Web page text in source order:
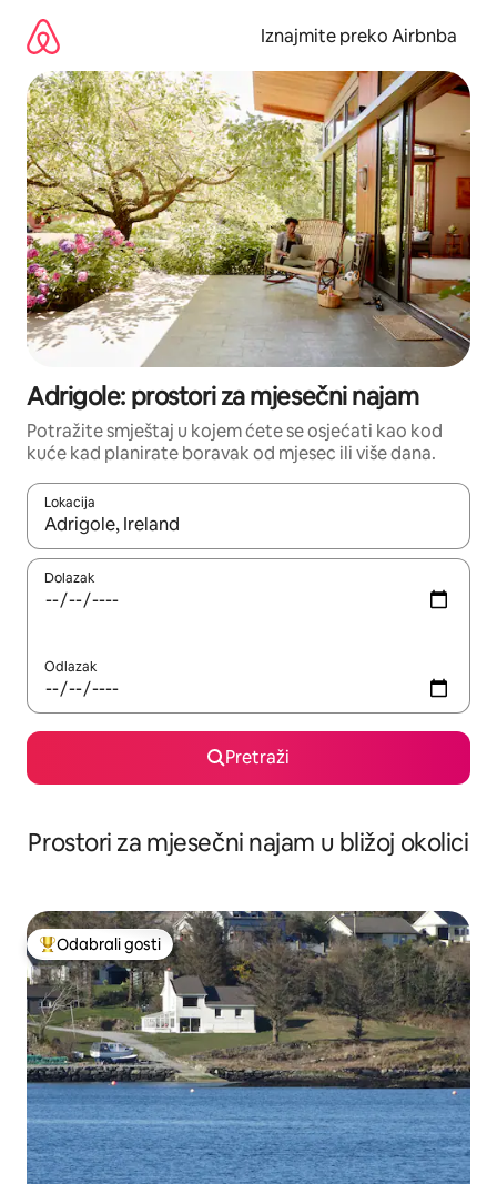
sadržaj
Iznajmite preko Airbnba
Adrigole: prostori za mjesečni najam
Potražite smještaj u kojem ćete se osjećati kao kod
kuće kad planirate boravak od mjesec ili više dana.
Lokacija
Kada budu dostupni rezultati, moći ćete ih pregledati
Dolazak
Odlazak
Pretraži
Prostori za mjesečni najam u bližoj okolici
Među najviše rangiranima s oznakom „Odabrali gosti”
Odabrali gosti